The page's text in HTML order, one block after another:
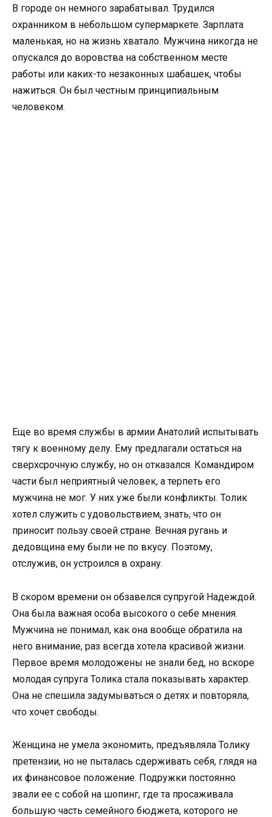
В городе он немного зарабатывал. Трудился
охранником в небольшом супермаркете. Зарплата
маленькая, но на жизнь хватало. Мужчина никогда не
опускался до воровства на собственном месте
работы или каких-то незаконных шабашек, чтобы
нажиться. Он был честным принципиальным
человеком.
Еще во время службы в армии Анатолий испытывать
тягу к военному делу. Ему предлагали остаться на
сверхсрочную службу, но он отказался. Командиром
части был неприятный человек, а терпеть его
мужчина не мог. У них уже были конфликты. Толик
хотел служить с удовольствием, знать, что он
приносит пользу своей стране. Вечная ругань и
дедовщина ему были не по вкусу. Поэтому,
отслужив, он устроился в охрану.
В скором времени он обзавелся супругой Надеждой.
Она была важная особа высокого о себе мнения.
Мужчина не понимал, как она вообще обратила на
него внимание, раз всегда хотела красивой жизни.
Первое время молодожены не знали бед, но вскоре
молодая супруга Толика стала показывать характер.
Она не спешила задумываться о детях и повторяла,
что хочет свободы.
Женщина не умела экономить, предъявляла Толику
претензии, но не пыталась сдерживать себя, глядя на
их финансовое положение. Подружки постоянно
звали ее с собой на шопинг, где та просаживала
большую часть семейного бюджета, которого не